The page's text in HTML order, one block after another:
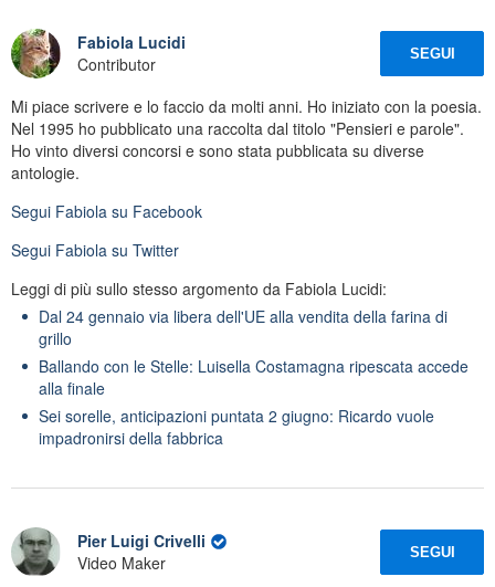
Fabiola Lucidi
Contributor
SEGUI
Mi piace scrivere e lo faccio da molti anni. Ho iniziato con la poesia.
Nel 1995 ho pubblicato una raccolta dal titolo "Pensieri e parole".
Ho vinto diversi concorsi e sono stata pubblicata su diverse
antologie.
Segui Fabiola su Facebook
Segui Fabiola su Twitter
Leggi di più sullo stesso argomento da Fabiola Lucidi:
Dal 24 gennaio via libera dell'UE alla vendita della farina di
grillo
Ballando con le Stelle: Luisella Costamagna ripescata accede
alla finale
Sei sorelle, anticipazioni puntata 2 giugno: Ricardo vuole
impadronirsi della fabbrica
Pier Luigi Crivelli
Video Maker
SEGUI